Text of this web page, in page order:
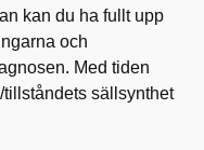
kan du ha fullt upp
och
Med tiden
sällsynthet